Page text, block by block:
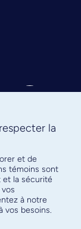
la
et de
témoins sont
et la sécurité
à notre
vos besoins.